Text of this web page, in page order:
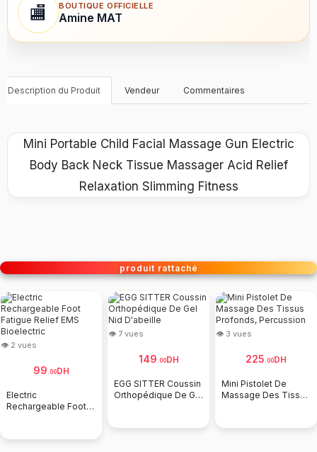
🏬 BOUTIQUE OFFICIELLE
Amine MAT
Description du Produit Vendeur Commentaires
Mini Portable Child Facial Massage Gun Electric
Body Back Neck Tissue Massager Acid Relief
Relaxation Slimming Fitness
produit rattaché
👁 2 vues
99 00DH
Electric
Rechargeable Foot
👁 7 vues
149 00DH
EGG SITTER Coussin
Orthopédique De Gel
👁 3 vues
225 00DH
Mini Pistolet De
Massage Des Tissus